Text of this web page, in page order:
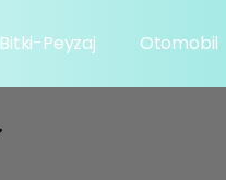
Bitki-Peyzaj Otomobil